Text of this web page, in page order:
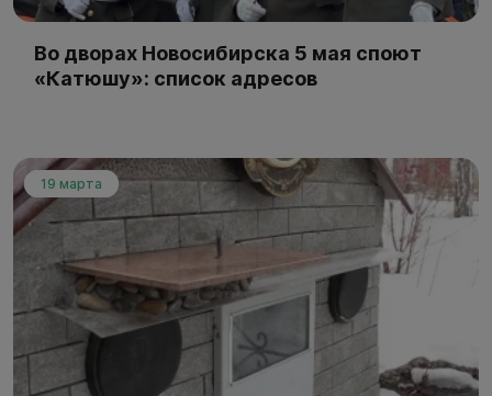
Во дворах Новосибирска 5 мая споют
«Катюшу»: список адресов
19 марта